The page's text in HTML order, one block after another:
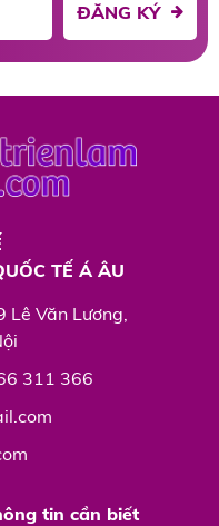
ĐĂNG KÝ
TẾ Á ÂU
Văn Lương,
311 366
tin cần biết